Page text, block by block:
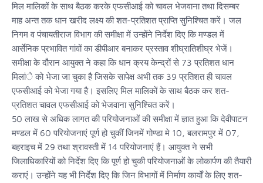
मिल मालिकों के साथ बैठक करके एफसीआई को चावल भेजवाना तथा दिसम्बर
माह अन्त तक धान खरीद लक्ष्य की शत-प्रतिशत प्राप्ति सुनिश्चित करें। जल
निगम व पंचायतीराज विभाग की समीक्षा में उन्होंने निर्देश दिए कि मण्डल में
आर्सेनिक प्रभावित गांवों का डीपीआर बनाकर प्रस्ताव शीघ्रातिशीघ्र भेजें।
समीक्षा के दौरान आयुक्त ने कहा कि धान क्रय केन्द्रों से 73 प्रतिशत धान
मिलांे को भेजा जा चुका है जिसके सापेक्ष अभी तक 39 प्रतिशत ही चावल
एफसीआई को भेजा गया है। इसलिए मिल मालिकों के साथ बैठक कर शत-
प्रतिशत चावल एफसीआई को भेजवाना सुनिश्चित करें।
50 लाख से अधिक लागत की परियोजनाओं की समीक्षा में ज्ञात हुआ कि देवीपाटन
मण्डल में 60 परियोजनाएं पूर्ण हो चुकीं जिनमें गोण्डा मे 10, बलरामपुर में 07,
बहराइच में 29 तथा श्रावस्ती में 14 परियोजनाएं हैं। आयुक्त ने सभी
जिलाधिकारियों को निर्देश दिए कि पूर्ण हो चुकी परियोजनाओं के लोकार्पण की तैयारी
कराएं। उन्होंने यह भी निर्देश दिए कि जिन विभागों में निर्माण कार्यों के लिए शत-